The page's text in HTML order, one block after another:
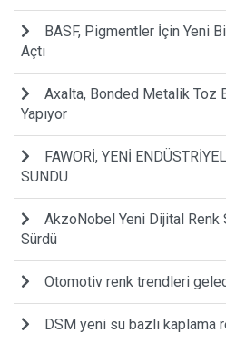
BASF, Pigmentler İçin Yeni
Açtı
Axalta, Bonded Metalik Toz
Yapıyor
FAWORİ, YENİ
SUNDU
AkzoNobel Yeni Dijital Renk
Sürdü
Otomotiv renk trendleri
DSM yeni su bazlı kaplama